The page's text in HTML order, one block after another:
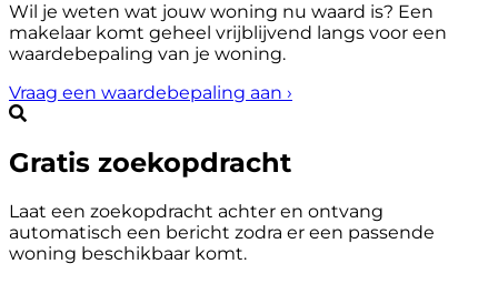
Wil je weten wat jouw woning nu waard is? Een
makelaar komt geheel vrijblijvend langs voor een
waardebepaling van je woning.
Vraag een waardebepaling aan ›
Gratis zoekopdracht
Laat een zoekopdracht achter en ontvang
automatisch een bericht zodra er een passende
woning beschikbaar komt.